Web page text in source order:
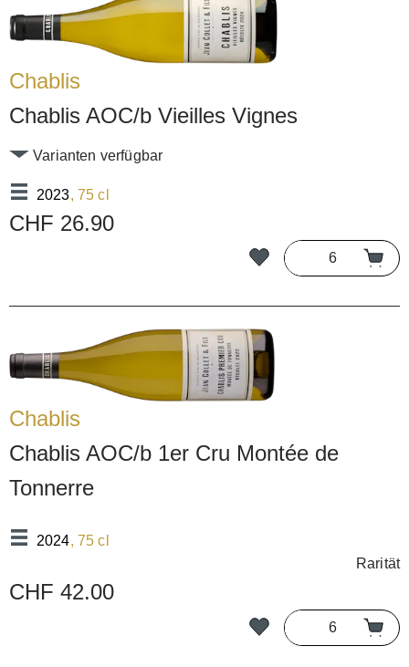
Chablis
Chablis AOC/b Vieilles Vignes
2023, 75 cl
Varianten verfügbar
CHF 26.90
Chablis
Chablis AOC/b 1er Cru Montée de
Tonnerre
2024, 75 cl
Rarität
CHF 42.00